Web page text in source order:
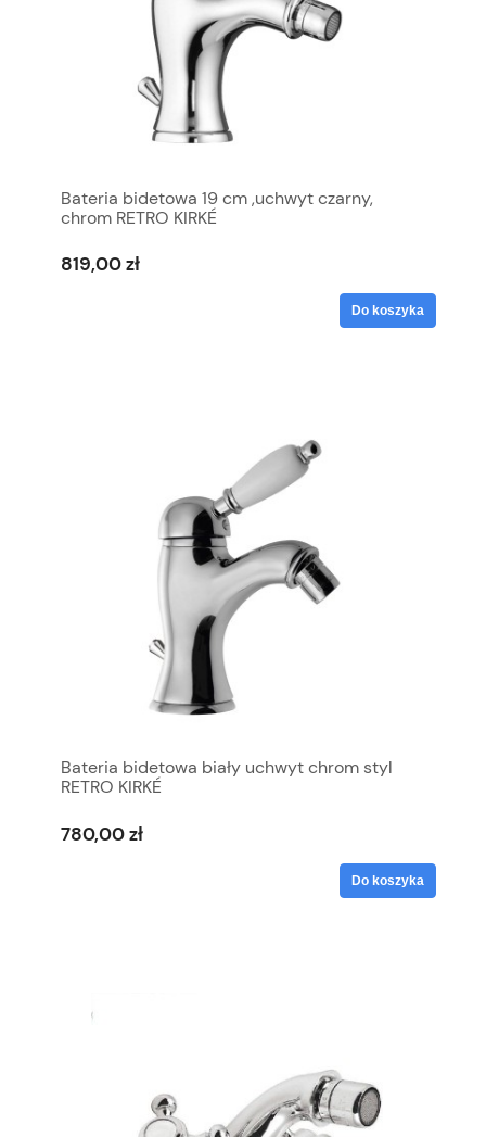
Bateria bidetowa 19 cm ,uchwyt czarny,
chrom RETRO KIRKÉ
819,00 zł
Do koszyka
Bateria bidetowa biały uchwyt chrom styl
RETRO KIRKÉ
780,00 zł
Do koszyka